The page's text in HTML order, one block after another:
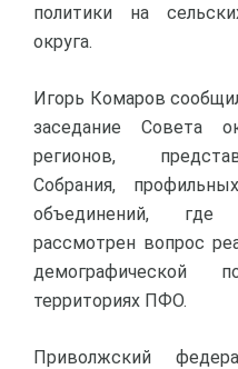
политики на
округа.
Игорь Комаров
заседание Совета
регионов,
Собрания,
объединений, где
рассмотрен вопрос
демографической
территориях ПФО.
Приволжский